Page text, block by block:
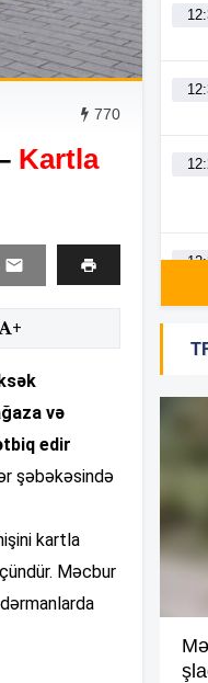
770
Kartla
+
və
edir
şəbəkəsində
kartla
Məcbur
–